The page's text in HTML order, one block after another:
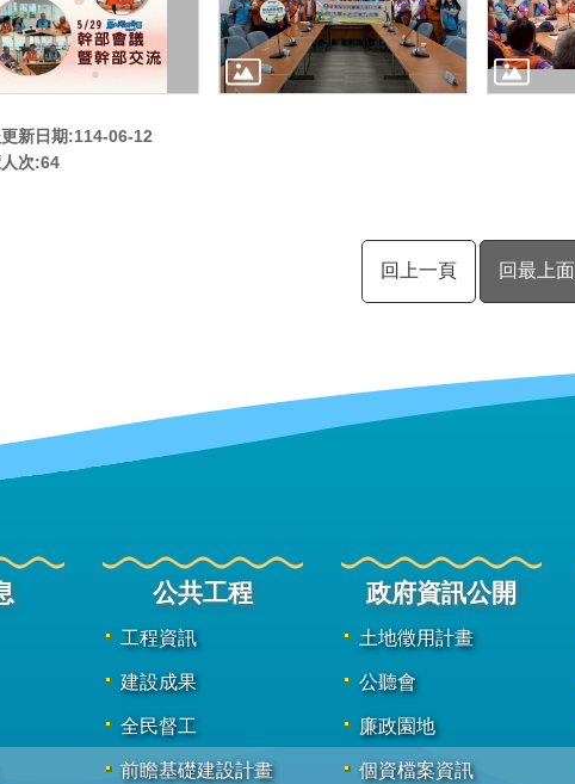
新日期:114-06-12
次:64
回上一頁 回最上面
公共工程
工程資訊
建設成果
全民督工
前瞻基礎建設計畫
政府資訊公開
土地徵用計畫
公聽會
廉政園地
個資檔案資訊